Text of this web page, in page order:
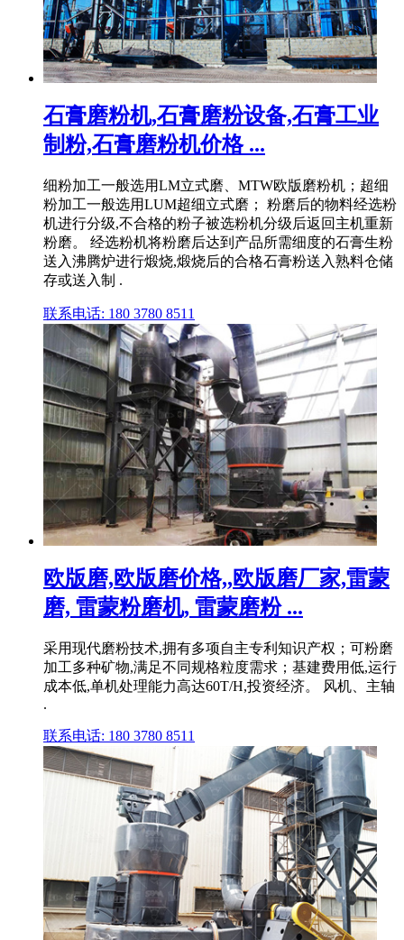
石膏磨粉机,石膏磨粉设备,石膏工业
制粉,石膏磨粉机价格 ...
细粉加工一般选用LM立式磨、MTW欧版磨粉机；超细
粉加工一般选用LUM超细立式磨； 粉磨后的物料经选粉
机进行分级,不合格的粉子被选粉机分级后返回主机重新
粉磨。 经选粉机将粉磨后达到产品所需细度的石膏生粉
送入沸腾炉进行煅烧,煅烧后的合格石膏粉送入熟料仓储
存或送入制 .
联系电话: 180 3780 8511
欧版磨,欧版磨价格,,欧版磨厂家,雷蒙
磨, 雷蒙粉磨机, 雷蒙磨粉 ...
采用现代磨粉技术,拥有多项自主专利知识产权；可粉磨
加工多种矿物,满足不同规格粒度需求；基建费用低,运行
成本低,单机处理能力高达60T/H,投资经济。 风机、主轴
.
联系电话: 180 3780 8511